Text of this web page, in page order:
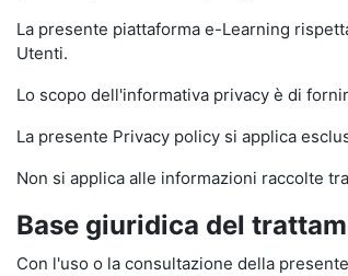
La presente piattaforma e-Learning
Utenti.
Lo scopo dell'informativa privacy è di
La presente Privacy policy si applica
Non si applica alle informazioni raccolte
Base giuridica del
Con l'uso o la consultazione della